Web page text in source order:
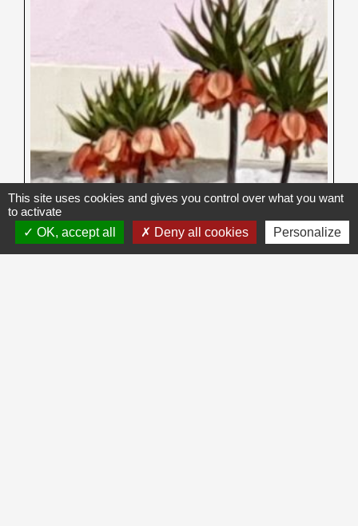
This site uses cookies and gives you control over what you want
to activate
OK, accept all
Deny all cookies Personalize